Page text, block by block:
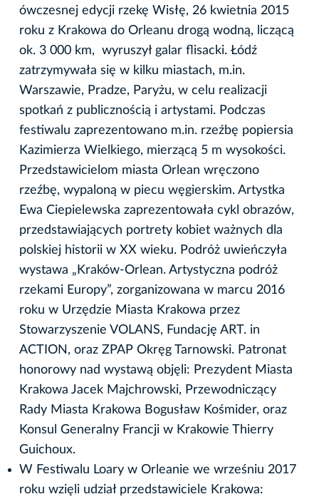
ówczesnej edycji rzekę Wisłę, 26 kwietnia 2015
roku z Krakowa do Orleanu drogą wodną, liczącą
ok. 3 000 km, wyruszył galar flisacki. Łódź
zatrzymywała się w kilku miastach, m.in.
Warszawie, Pradze, Paryżu, w celu realizacji
spotkań z publicznością i artystami. Podczas
festiwalu zaprezentowano m.in. rzeźbę popiersia
Kazimierza Wielkiego, mierzącą 5 m wysokości.
Przedstawicielom miasta Orlean wręczono
rzeźbę, wypaloną w piecu węgierskim. Artystka
Ewa Ciepielewska zaprezentowała cykl obrazów,
przedstawiających portrety kobiet ważnych dla
polskiej historii w XX wieku. Podróż uwieńczyła
wystawa „Kraków-Orlean. Artystyczna podróż
rzekami Europy”, zorganizowana w marcu 2016
roku w Urzędzie Miasta Krakowa przez
Stowarzyszenie VOLANS, Fundację ART. in
ACTION, oraz ZPAP Okręg Tarnowski. Patronat
honorowy nad wystawą objęli: Prezydent Miasta
Krakowa Jacek Majchrowski, Przewodniczący
Rady Miasta Krakowa Bogusław Kośmider, oraz
Konsul Generalny Francji w Krakowie Thierry
Guichoux.
W Festiwalu Loary w Orleanie we wrześniu 2017
roku wzięli udział przedstawiciele Krakowa: